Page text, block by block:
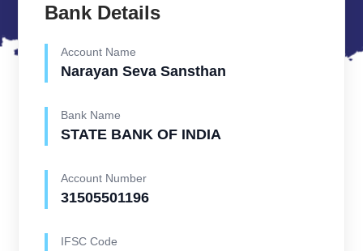
Bank Details
Account Name
Narayan Seva Sansthan
Bank Name
STATE BANK OF INDIA
Account Number
31505501196
IFSC Code